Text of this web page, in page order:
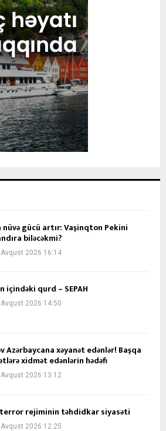
nüvə gücü artır: Vaşinqton Pekini
biləcəkmi?
2026 16:14
içindəki qurd – SEPAH
2026 14:50
Azərbaycana xəyanət edənlər! Başqa
xidmət edənlərin hədəfi
2026 13:12
rejiminin təhdidkar siyasəti
2026 12:25